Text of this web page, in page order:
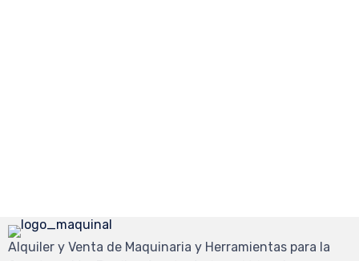
Alquiler y Venta de Maquinaria y Herramientas para la